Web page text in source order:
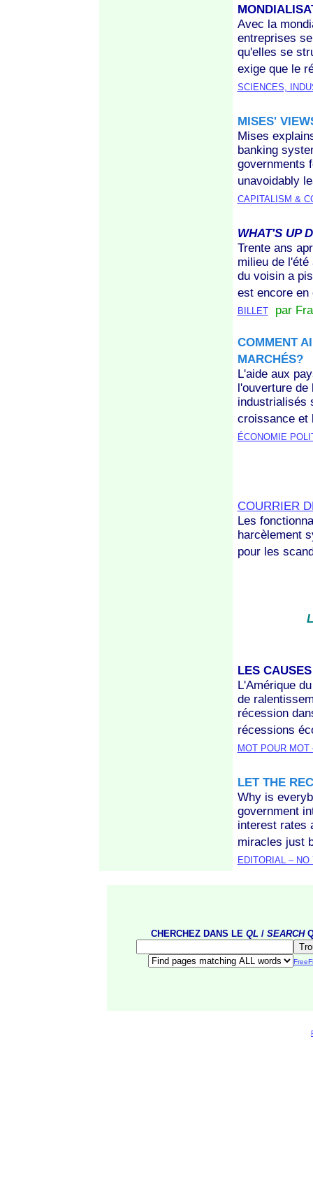
Avec la
entreprises
qu'elles se
exige que le
SCIENCES,
MISES'
Mises
banking
governments
unavoidably
CAPITALISM &
WHAT'S UP
Trente ans
milieu de
du voisin a
est encore
BILLET par
COMMENT
MARCHÉS?
L'aide aux
l'ouverture
industrialisés
croissance et
ÉCONOMIE
COURRIER
Les
harcèlement
pour les
LES
L'Amérique
de
récession
récessions
MOT POUR MOT
LET THE
Why is
government
interest rates
miracles just
EDITORIAL – NO
CHERCHEZ DANS LE QL /SEARCH
FreeF